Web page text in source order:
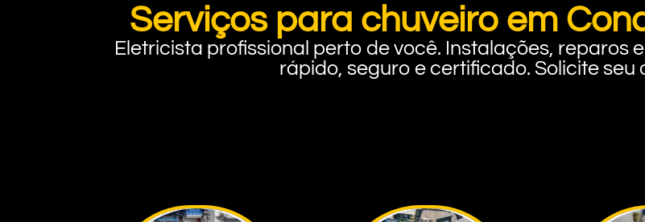
Serviços para chuveiro em
Eletricista profissional perto de você. Instalações, reparos
rápido, seguro e certificado. Solicite